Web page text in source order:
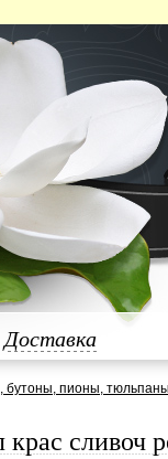
Доставка
бутоны, пионы, тюльпаны
сливоч